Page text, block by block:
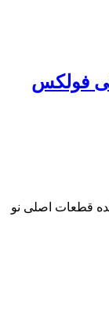
فولکس
قطعات اصلی نو